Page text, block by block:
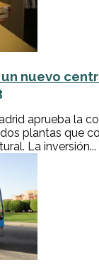
nuevo
aprueba la
plantas que
La inversión...